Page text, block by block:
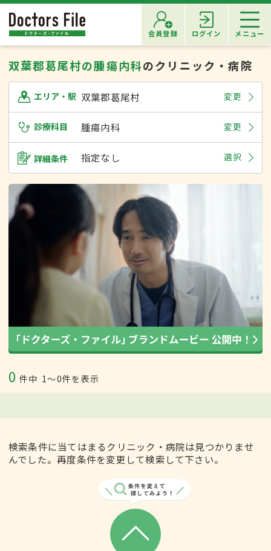
会員登録 ログイン メニュー
双葉郡葛尾村の腫瘍内科のクリニック・病院
エリア・駅 双葉郡葛尾村 変更
診療科目 腫瘍内科 変更
詳細条件 指定なし 選択
0 件中 1〜0件を表示
検索条件に当てはまるクリニック・病院は見つかりませ
んでした。再度条件を変更して検索して下さい。